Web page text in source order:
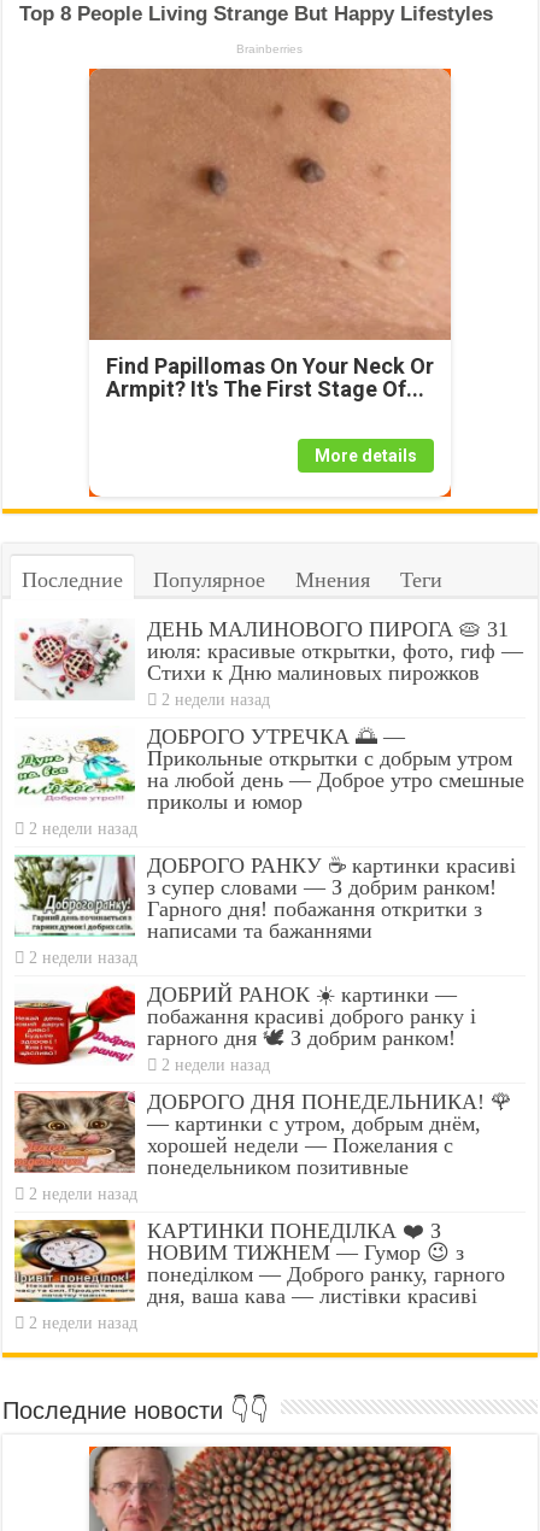
Find Papillomas On Your Neck Or
Armpit? It's The First Stage Of...
More details
Последние Популярное Мнения Теги
ДЕНЬ МАЛИНОВОГО ПИРОГА 🥧 31
июля: красивые открытки, фото, гиф —
Стихи к Дню малиновых пирожков
2 недели назад
ДОБРОГО УТРЕЧКА 🌅 —
Прикольные открытки с добрым утром
на любой день — Доброе утро смешные
приколы и юмор
2 недели назад
ДОБРОГО РАНКУ ☕ картинки красиві
з супер словами — З добрим ранком!
Гарного дня! побажання откритки з
написами та бажаннями
2 недели назад
ДОБРИЙ РАНОК ☀️ картинки —
побажання красиві доброго ранку і
гарного дня 🕊️ З добрим ранком!
2 недели назад
ДОБРОГО ДНЯ ПОНЕДЕЛЬНИКА! 🌹
— картинки с утром, добрым днём,
хорошей недели — Пожелания с
понедельником позитивные
2 недели назад
КАРТИНКИ ПОНЕДІЛКА ❤️ З
НОВИМ ТИЖНЕМ — Гумор 😉 з
понеділком — Доброго ранку, гарного
дня, ваша кава — листівки красиві
2 недели назад
Последние новости 👇👇